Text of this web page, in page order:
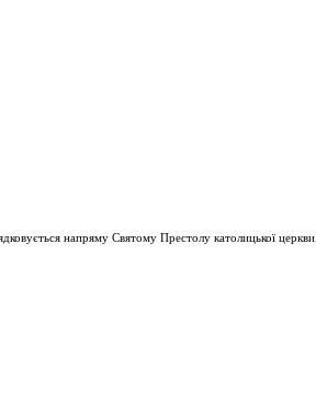
напряму Святому Престолу католицької церкви.